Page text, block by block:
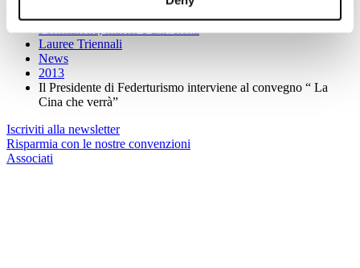
Lauree Triennali
News
2013
Il Presidente di Federturismo interviene al convegno “ La
Cina che verrà”
Iscriviti alla newsletter
Risparmia con le nostre convenzioni
Associati